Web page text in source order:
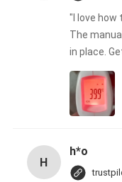
"I love how
The
in place.
H
h*o